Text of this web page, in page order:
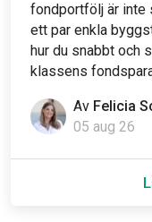
Av Felicia
05 aug 26
fondportfölj är inte
ett par enkla
hur du snabbt och
klassens